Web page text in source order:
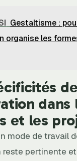
Gestaltisme :
organise les
dans
et les
mode de travail
reste pertinente